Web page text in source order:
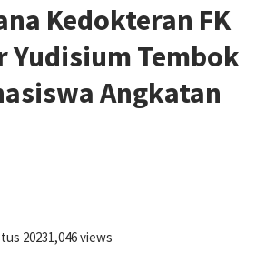
Kedokteran FK
Yudisium Tembok
Angkatan
20231,046 views